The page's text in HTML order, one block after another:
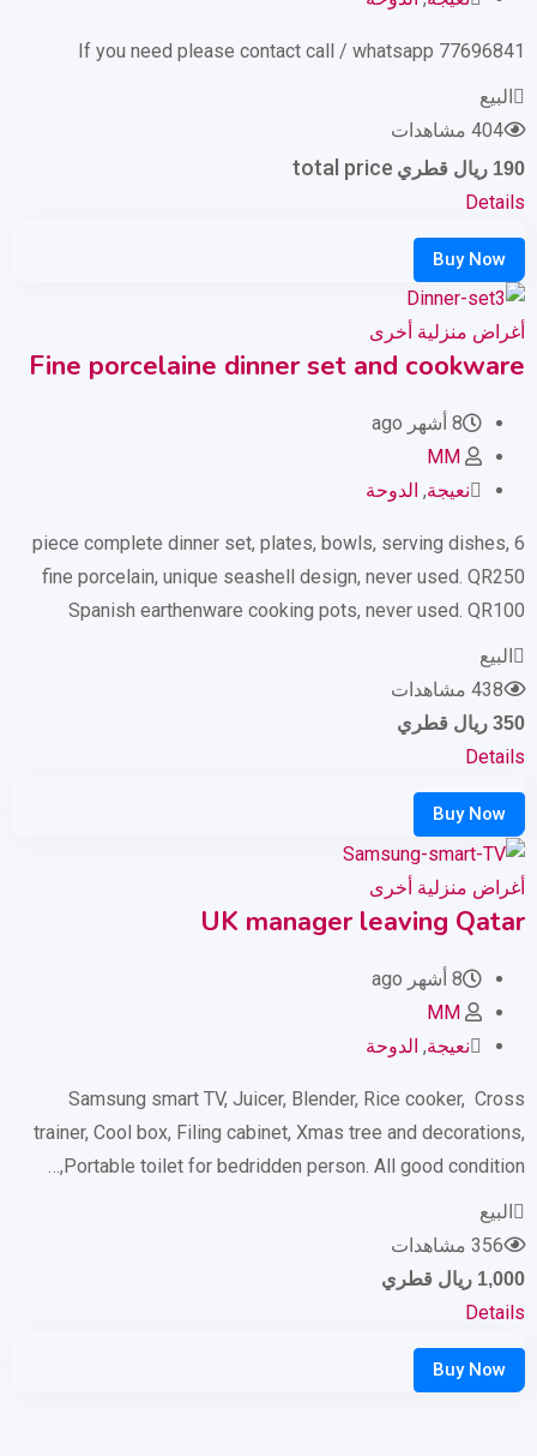
If you need please contact call / whatsapp 77696841
البيع
404 مشاهدات
190 ريال قطري total price
Details
أغراض منزلية أخرى
Fine porcelaine dinner set and cookware
8 أشهر ago
MM
نعيجة, الدوحة
6 piece complete dinner set, plates, bowls, serving dishes,
fine porcelain, unique seashell design, never used. QR250
Spanish earthenware cooking pots, never used. QR100
البيع
438 مشاهدات
350 ريال قطري
Details
أغراض منزلية أخرى
UK manager leaving Qatar
8 أشهر ago
MM
نعيجة, الدوحة
Samsung smart TV, Juicer, Blender, Rice cooker, Cross
trainer, Cool box, Filing cabinet, Xmas tree and decorations,
Portable toilet for bedridden person. All good condition,…
البيع
356 مشاهدات
1,000 ريال قطري
Details